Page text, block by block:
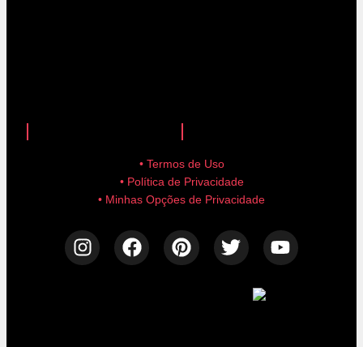
• Termos de Uso
• Política de Privacidade
• Minhas Opções de Privacidade